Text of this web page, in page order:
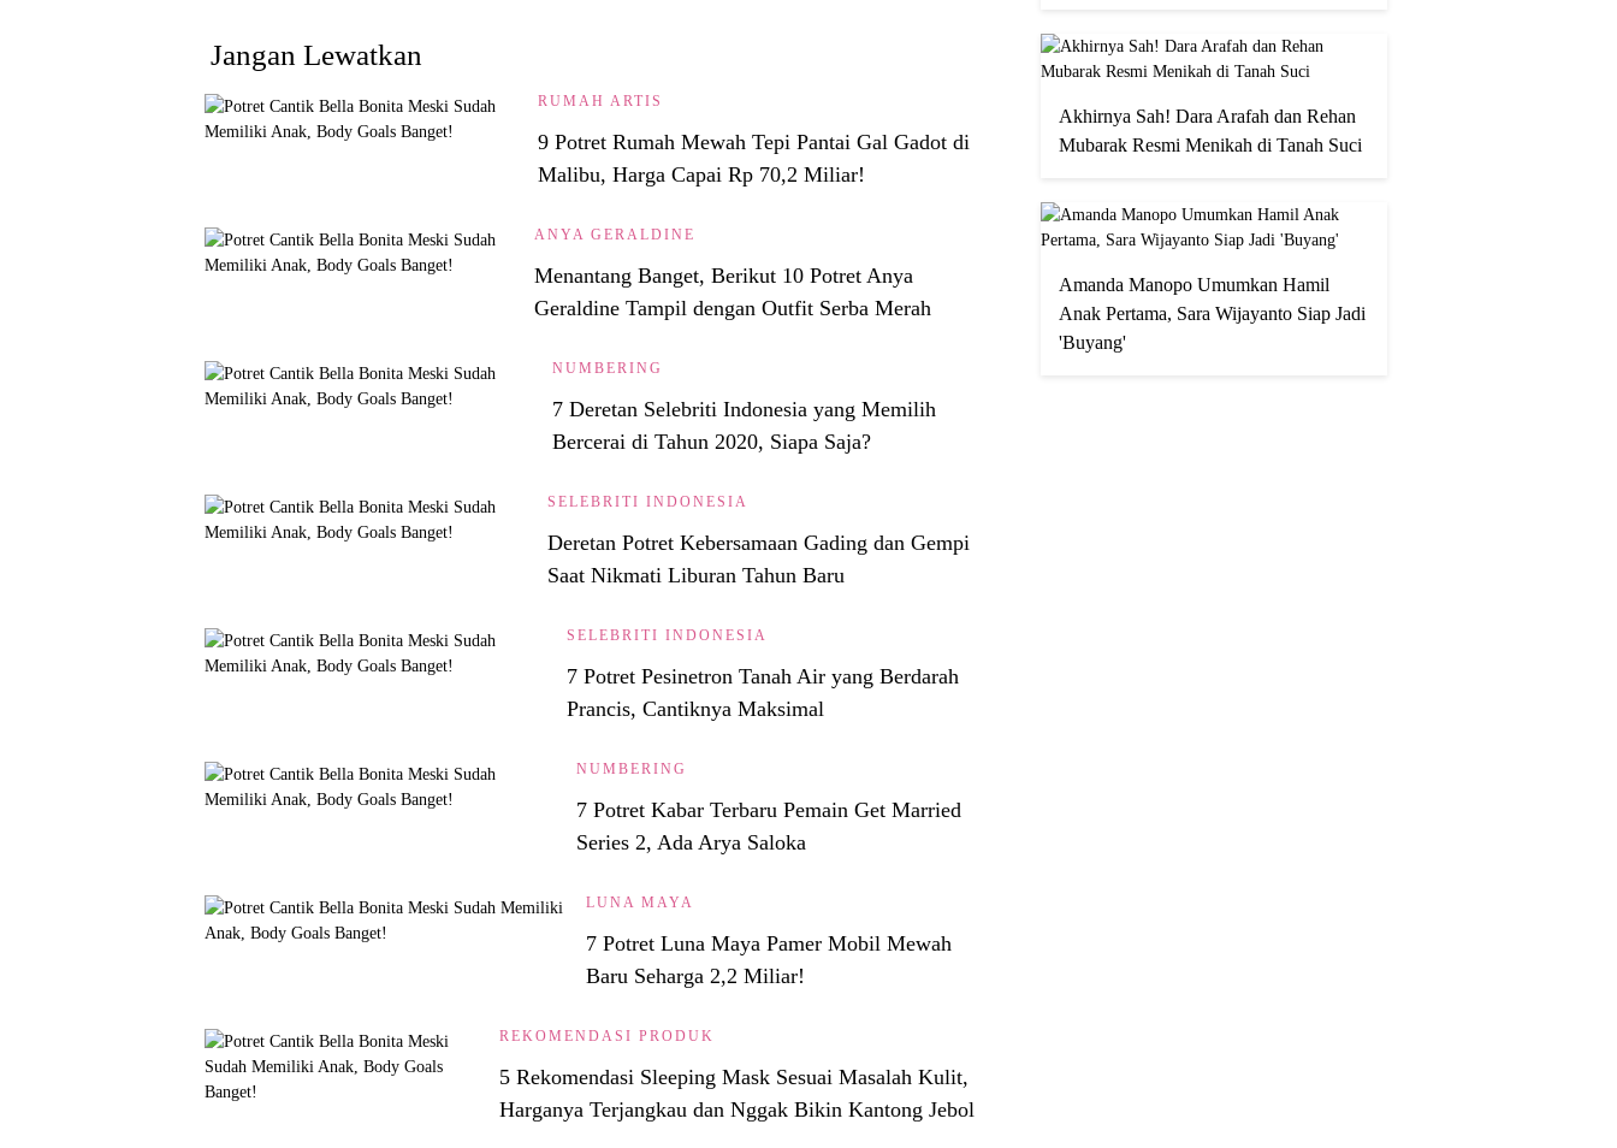
Jangan Lewatkan
RUMAH ARTIS
9 Potret Rumah Mewah Tepi Pantai Gal Gadot di
Malibu, Harga Capai Rp 70,2 Miliar!
ANYA GERALDINE
Menantang Banget, Berikut 10 Potret Anya
Geraldine Tampil dengan Outfit Serba Merah
NUMBERING
7 Deretan Selebriti Indonesia yang Memilih
Bercerai di Tahun 2020, Siapa Saja?
SELEBRITI INDONESIA
Deretan Potret Kebersamaan Gading dan Gempi
Saat Nikmati Liburan Tahun Baru
SELEBRITI INDONESIA
7 Potret Pesinetron Tanah Air yang Berdarah
Prancis, Cantiknya Maksimal
NUMBERING
7 Potret Kabar Terbaru Pemain Get Married
Series 2, Ada Arya Saloka
LUNA MAYA
7 Potret Luna Maya Pamer Mobil Mewah
Baru Seharga 2,2 Miliar!
REKOMENDASI PRODUK
5 Rekomendasi Sleeping Mask Sesuai Masalah Kulit,
Harganya Terjangkau dan Nggak Bikin Kantong Jebol
Akhirnya Sah! Dara Arafah dan Rehan
Mubarak Resmi Menikah di Tanah Suci
Amanda Manopo Umumkan Hamil
Anak Pertama, Sara Wijayanto Siap Jadi
'Buyang'